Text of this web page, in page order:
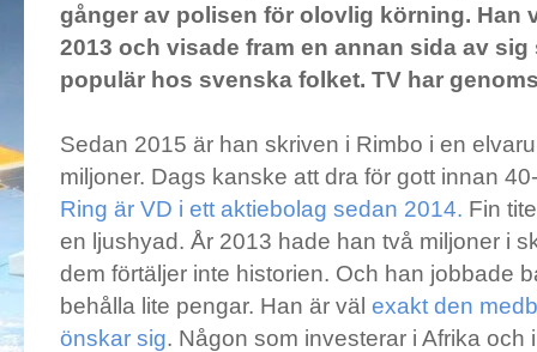
gånger av polisen för olovlig körning. Han
2013 och visade fram en annan sida av sig
populär hos svenska folket. TV har
Sedan 2015 är han skriven i Rimbo i en
miljoner. Dags kanske att dra för gott innan
Ring är VD i ett aktiebolag sedan 2014. Fin
en ljushyad. År 2013 hade han två miljoner i
dem förtäljer inte historien. Och han jobbade
behålla lite pengar. Han är väl exakt den
önskar sig. Någon som investerar i Afrika